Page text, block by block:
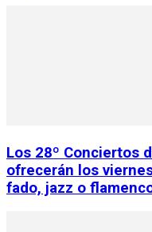
Los 28º Conciertos
ofrecerán los
fado, jazz o